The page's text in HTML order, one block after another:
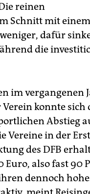
reinen
Schnitt mit
dafür
die
im vergangenen
konnte sich
Abstieg
Vereine in der
des DFB
also fast 90
dennoch